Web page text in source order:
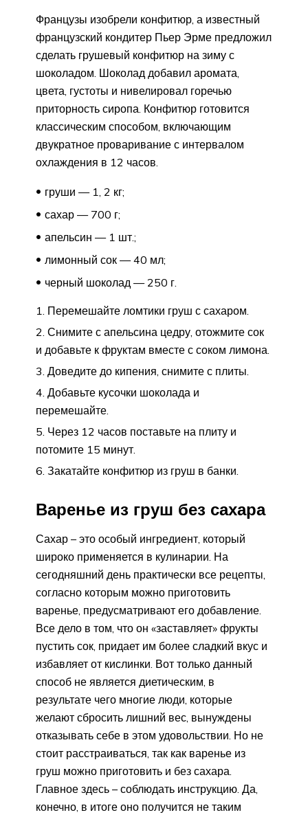
Французы изобрели конфитюр, а известный
французский кондитер Пьер Эрме предложил
сделать грушевый конфитюр на зиму с
шоколадом. Шоколад добавил аромата,
цвета, густоты и нивелировал горечью
приторность сиропа. Конфитюр готовится
классическим способом, включающим
двукратное проваривание с интервалом
охлаждения в 12 часов.
груши — 1, 2 кг;
сахар — 700 г;
апельсин — 1 шт.;
лимонный сок — 40 мл;
черный шоколад — 250 г.
Перемешайте ломтики груш с сахаром.
Снимите с апельсина цедру, отожмите сок
и добавьте к фруктам вместе с соком лимона.
Доведите до кипения, снимите с плиты.
Добавьте кусочки шоколада и
перемешайте.
Через 12 часов поставьте на плиту и
потомите 15 минут.
Закатайте конфитюр из груш в банки.
Варенье из груш без сахара
Сахар – это особый ингредиент, который
широко применяется в кулинарии. На
сегодняшний день практически все рецепты,
согласно которым можно приготовить
варенье, предусматривают его добавление.
Все дело в том, что он «заставляет» фрукты
пустить сок, придает им более сладкий вкус и
избавляет от кислинки. Вот только данный
способ не является диетическим, в
результате чего многие люди, которые
желают сбросить лишний вес, вынуждены
отказывать себе в этом удовольствии. Но не
стоит расстраиваться, так как варенье из
груш можно приготовить и без сахара.
Главное здесь – соблюдать инструкцию. Да,
конечно, в итоге оно получится не таким